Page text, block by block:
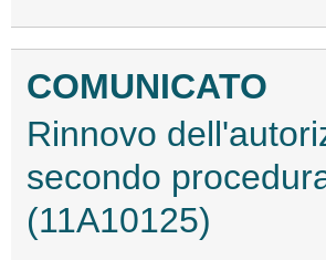
COMUNICATO
Rinnovo
secondo
(11A10125)